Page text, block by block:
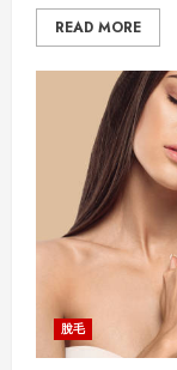
READ MORE
脫毛